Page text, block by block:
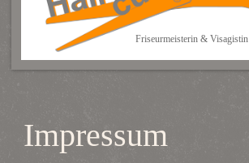
Friseurmeisterin & Visagistin
Impressum